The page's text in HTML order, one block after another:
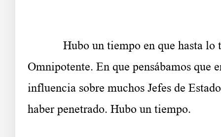
Hubo un tiempo en que hasta lo
Omnipotente. En que pensábamos que
influencia sobre muchos Jefes de
haber penetrado. Hubo un tiempo.